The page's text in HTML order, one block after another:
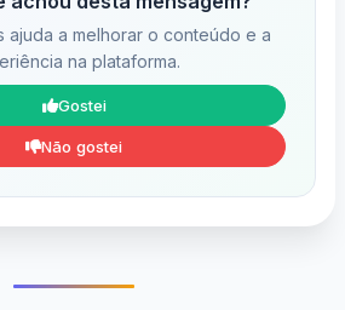
ajuda a melhorar o conteúdo e a
na plataforma.
Gostei
Não gostei